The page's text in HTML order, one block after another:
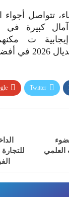
تتواصل
آمال كبيرة
ت
Twitter